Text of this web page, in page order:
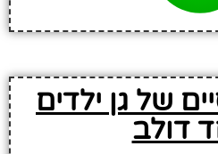
של גן ילדים
דולב